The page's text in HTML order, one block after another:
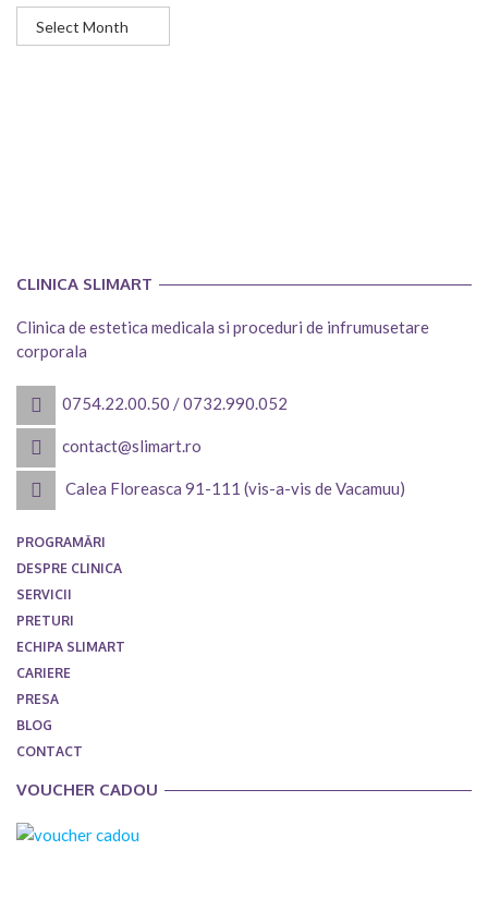
Articole
CLINICA SLIMART
Clinica de estetica medicala si proceduri de infrumusetare
corporala
0754.22.00.50 /0732.990.052
contact@slimart.ro
Calea Floreasca 91-111 (vis-a-vis de Vacamuu)
PROGRAMĂRI
DESPRE CLINICA
SERVICII
PRETURI
ECHIPA SLIMART
CARIERE
PRESA
BLOG
CONTACT
VOUCHER CADOU